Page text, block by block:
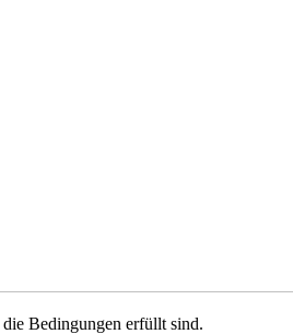
Bedingungen erfüllt sind.